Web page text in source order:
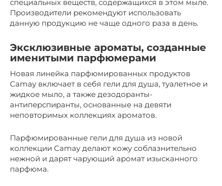
специальных веществ, содержащихся в этом мыле.
Производители рекомендуют использовать
данную продукцию не чаще одного раза в день.
Эксклюзивные ароматы, созданные
именитыми парфюмерами
Новая линейка парфюмированных продуктов
Camay включает в себя гели для душа, туалетное и
жидкое мыло, а также дезодоранты-
антиперспиранты, основанные на девяти
неповторимых коллекциях ароматов.
Парфюмированные гели для душа из новой
коллекции Camay делают кожу соблазнительно
нежной и дарят чарующий аромат изысканного
парфюма.